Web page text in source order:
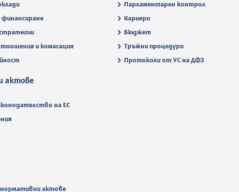
Парламентарен контрол
Кариери
Бюджет
Тръжни процедури
Протоколи от УС на ДФЗ
финансиране
и комасация
актове
на ЕС
актове